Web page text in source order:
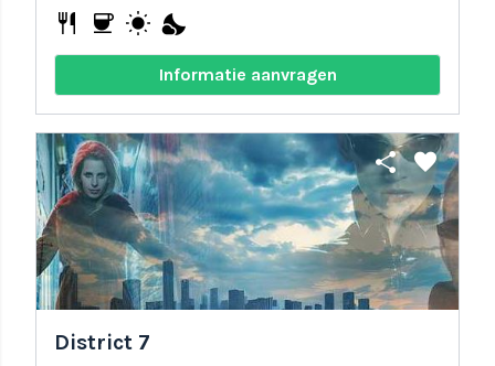
restaurant coffee wb_sunny nights_stay
Informatie aanvragen
share favorite
District 7